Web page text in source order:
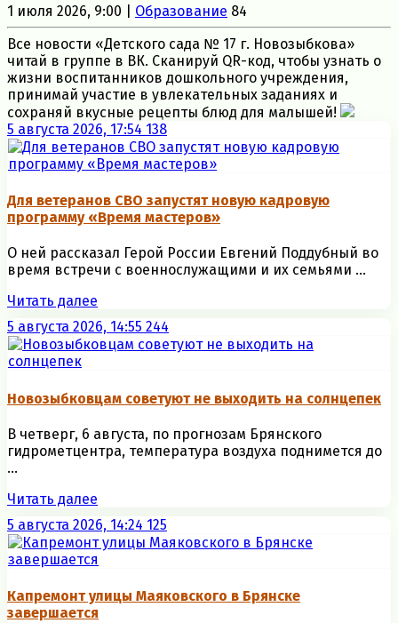
1 июля 2026, 9:00 | Образование 84
Все новости «Детского сада № 17 г. Новозыбкова»
читай в группе в ВК. Сканируй QR-код, чтобы узнать о
жизни воспитанников дошкольного учреждения,
принимай участие в увлекательных заданиях и
сохраняй вкусные рецепты блюд для малышей!
5 августа 2026, 17:54 138
Для ветеранов СВО запустят новую кадровую
программу «Время мастеров»
О ней рассказал Герой России Евгений Поддубный во
время встречи с военнослужащими и их семьями ...
Читать далее
5 августа 2026, 14:55 244
Новозыбковцам советуют не выходить на солнцепек
В четверг, 6 августа, по прогнозам Брянского
гидрометцентра, температура воздуха поднимется до
...
Читать далее
5 августа 2026, 14:24 125
Капремонт улицы Маяковского в Брянске
завершается